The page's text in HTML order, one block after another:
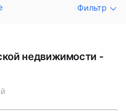
Фильтр
недвижимости -